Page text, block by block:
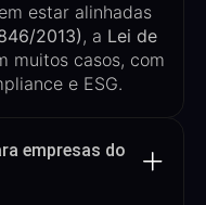
estar alinhadas
2013), a Lei de
muitos casos, com
e ESG.
empresas do